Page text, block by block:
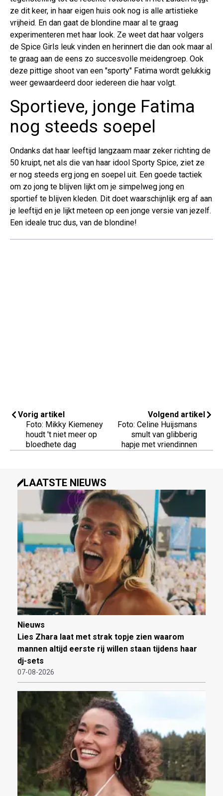
ze dit keer, in haar eigen huis ook nog is alle artistieke
vrijheid. En dan gaat de blondine maar al te graag
experimenteren met haar look. Ze weet dat haar volgers
de Spice Girls leuk vinden en herinnert die dan ook maar al
te graag aan de eens zo succesvolle meidengroep. Ook
deze pittige shoot van een "sporty" Fatima wordt gelukkig
weer gewaardeerd door iedereen die haar volgt.
Sportieve, jonge Fatima
nog steeds soepel
Ondanks dat haar leeftijd langzaam maar zeker richting de
50 kruipt, net als die van haar idool Sporty Spice, ziet ze
er nog steeds erg jong en soepel uit. Een goede tactiek
om zo jong te blijven lijkt om je simpelweg jong en
sportief te blijven kleden. Dit doet waarschijnlijk erg af aan
je leeftijd en je lijkt meteen op een jonge versie van jezelf.
Een ideale truc dus, van de blondine!
Vorig artikel
Foto: Mikky Kiemeney
houdt 't niet meer op
bloedhete dag
Volgend artikel
Foto: Celine Huijsmans
smult van glibberig
hapje met vriendinnen
LAATSTE NIEUWS
Nieuws
Lies Zhara laat met strak topje zien waarom
mannen altijd eerste rij willen staan tijdens haar
dj-sets
07-08-2026